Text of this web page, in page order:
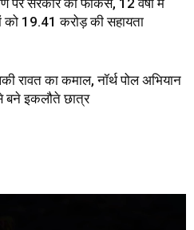
पर सरकार का फोकस, 12 वर्षों में
को 19.41 करोड़ की सहायता
रावत का कमाल, नॉर्थ पोल अभियान
बने इकलौते छात्र